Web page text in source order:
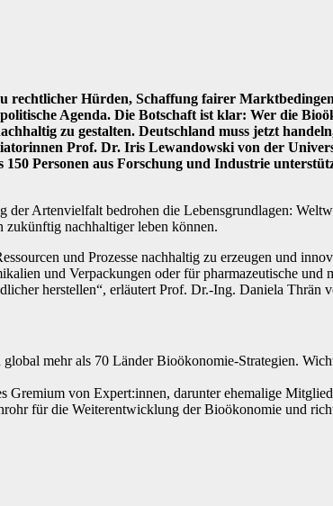
rechtlicher Hürden, Schaffung fairer
Agenda. Die Botschaft ist klar: Wer die
zu gestalten. Deutschland muss jetzt
Prof. Dr. Iris Lewandowski von der
Personen aus Forschung und Industrie
Artenvielfalt bedrohen die Lebensgrundlagen:
nachhaltiger leben können.
und Prozesse nachhaltig zu erzeugen und
und Verpackungen oder für pharmazeutische
herstellen“, erläutert Prof. Dr.-Ing. Daniela Thrän
mehr als 70 Länder Bioökonomie-Strategien.
von Expert:innen, darunter ehemalige
für die Weiterentwicklung der Bioökonomie und